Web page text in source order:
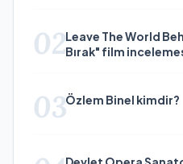
02Leave The World Behind "Dünyayı
Bırak" film
03Özlem Binel kimdir?